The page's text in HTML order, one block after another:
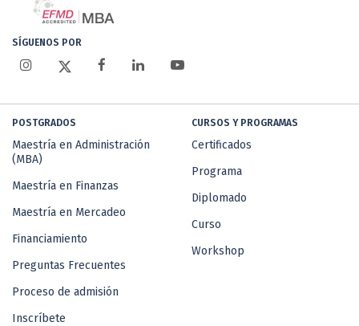
SÍGUENOS POR
POSTGRADOS
Maestría en Administración
(MBA)
Maestría en Finanzas
Maestría en Mercadeo
Financiamiento
Preguntas Frecuentes
Proceso de admisión
Inscríbete
CURSOS Y PROGRAMAS
Certificados
Programa
Diplomado
Curso
Workshop